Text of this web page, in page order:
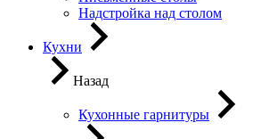
Надстройка над столом
Кухни
Назад
Кухонные гарнитуры